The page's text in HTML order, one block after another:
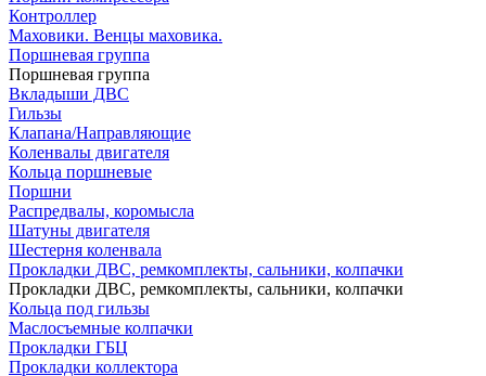
Контроллер
Маховики. Венцы маховика.
Поршневая группа
Поршневая группа
Вкладыши ДВС
Гильзы
Клапана/Направляющие
Коленвалы двигателя
Кольца поршневые
Поршни
Распредвалы, коромысла
Шатуны двигателя
Шестерня коленвала
Прокладки ДВС, ремкомплекты, сальники, колпачки
Прокладки ДВС, ремкомплекты, сальники, колпачки
Кольца под гильзы
Маслосъемные колпачки
Прокладки ГБЦ
Прокладки коллектора